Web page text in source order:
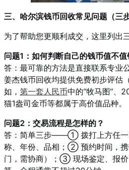
三、哈尔滨钱币回收常见问题（三
为了帮助您更顺利成交，这里列出
问题1：如何判断自己的钱币值不值
答：最可靠的方法是直接联系专业
姜杰钱币回收均提供免费初步评估
如， 第一套人民币中的“牧马图”、
猫1盎司金币等都属于高价值品种。
问题2：交易流程是怎样的？
答：简单三步——① 拨打上方任一
称、年份、品相；② 预约时间，
门，需协商）；③ 现场鉴定、报